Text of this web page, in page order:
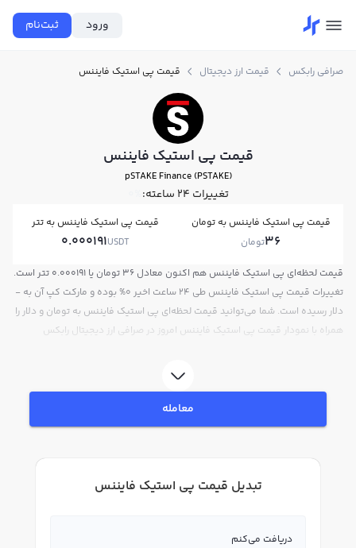
ورود ثبت‌نام
صرافی رابکس قیمت ارز دیجیتال قیمت پی استیک فایننس
قیمت پی استیک فایننس
pSTAKE Finance (PSTAKE)
تغییرات ۲۴ ساعته: 0%
قیمت پی استیک فایننس به تومان
36تومان
قیمت پی استیک فایننس به تتر
0.000191USDT
قیمت لحظه‌ای پی استیک فایننس هم اکنون معادل 36 تومان یا 0.000191 تتر است.
تغییرات قیمت پی استیک فایننس طی 24 ساعت اخیر 0% بوده و مارکت کپ آن به -
دلار رسیده است. شما می‌توانید قیمت لحظه‌ای پی استیک فایننس به تومان و دلار را
همراه با نمودار قیمت پی استیک فایننس امروز در صرافی ارز دیجیتال رابکس
معامله
تبدیل قیمت پی استیک فایننس
دریافت می‌کنم